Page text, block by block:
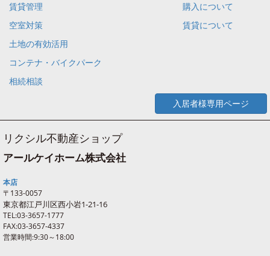
賃貸管理
空室対策
土地の有効活用
コンテナ・バイクパーク
相続相談
購入について
賃貸について
入居者様専用ページ
リクシル不動産ショップ
アールケイホーム株式会社
本店
〒133-0057
東京都江戸川区西小岩1-21-16
TEL:03-3657-1777
FAX:03-3657-4337
営業時間:9:30～18:00